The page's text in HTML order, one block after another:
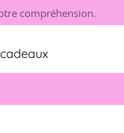
compréhension.